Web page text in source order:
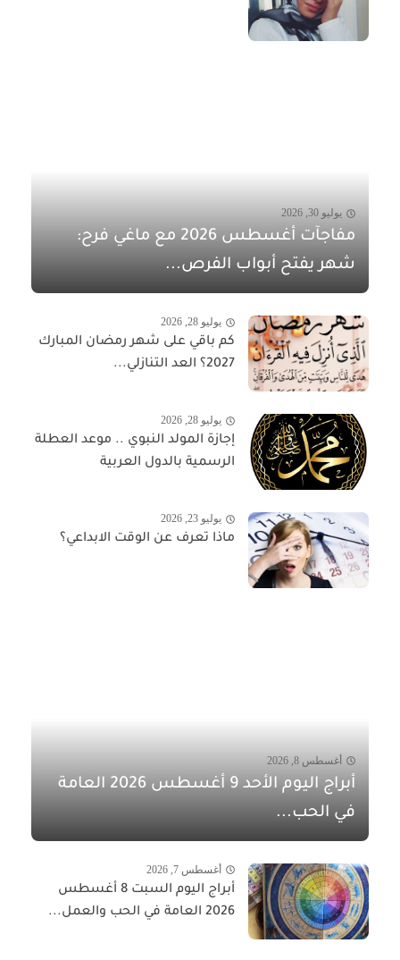
يوليو 30, 2026
مفاجآت أغسطس 2026 مع ماغي فرح:
شهر يفتح أبواب الفرص...
يوليو 28, 2026
كم باقي على شهر رمضان المبارك
2027؟ العد التنازلي...
يوليو 28, 2026
إجازة المولد النبوي .. موعد العطلة
الرسمية بالدول العربية
يوليو 23, 2026
ماذا تعرف عن الوقت الابداعي؟
أغسطس 8, 2026
أبراج اليوم الأحد 9 أغسطس 2026 العامة
في الحب...
أغسطس 7, 2026
أبراج اليوم السبت 8 أغسطس
2026 العامة في الحب والعمل...